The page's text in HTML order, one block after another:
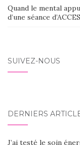
Quand le mental
d’une séance
SUIVEZ-NOUS
DERNIERS
J’ai testé le soin